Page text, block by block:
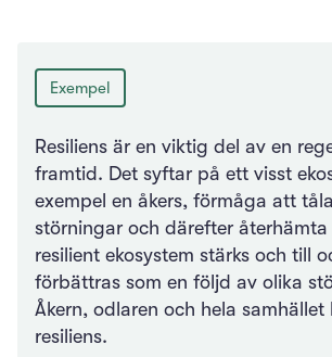
Exempel
Resiliens är en viktig del av en
framtid. Det syftar på ett visst
exempel en åkers, förmåga att
störningar och därefter återhämta
resilient ekosystem stärks och till
förbättras som en följd av olika
Åkern, odlaren och hela samhället
resiliens.